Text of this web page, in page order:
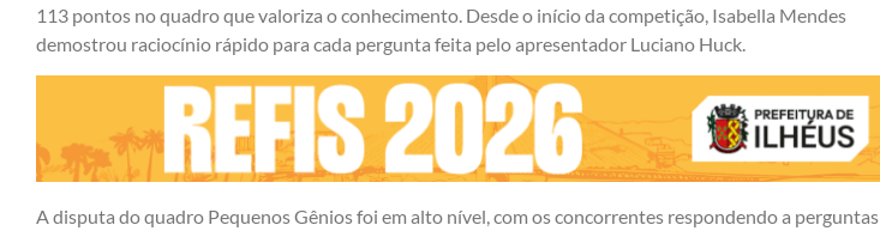
113 pontos no quadro que valoriza o conhecimento. Desde o início da competição, Isabella Mendes
demostrou raciocínio rápido para cada pergunta feita pelo apresentador Luciano Huck.
A disputa do quadro Pequenos Gênios foi em alto nível, com os concorrentes respondendo a perguntas